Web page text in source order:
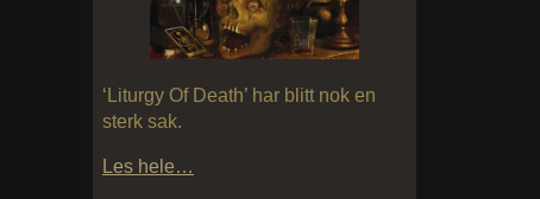
‘Liturgy Of Death’ har blitt nok en
sterk sak.
Les hele…